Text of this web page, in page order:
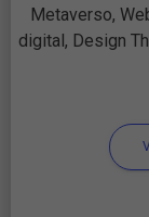
Metaverso,
digital, Design